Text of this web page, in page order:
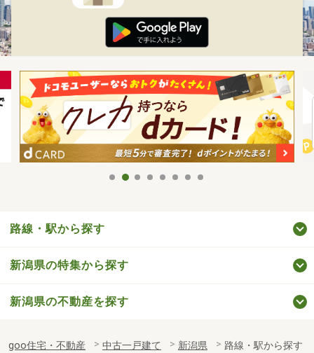
路線・駅から探す
新潟県の特集から探す
新潟県の不動産を探す
goo住宅・不動産 中古一戸建て 新潟県 路線・駅から探す